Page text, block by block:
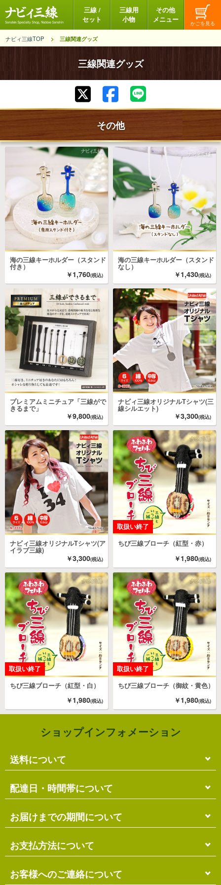
三線 /
セット
三線用
小物
その他
メニュー
ナビィ三線TOP 三線関連グッズ
三線関連グッズ
その他
海の三線キーホルダー（スタンド
付き）
1,760
海の三線キーホルダー（スタンド
なし）
1,430
プレミアムミニチュア「三線がで
きるまで」
9,800
ナビィ三線オリジナルTシャツ(三
線シルエット)
3,300
ナビィ三線オリジナルTシャツ(ア
イラブ三線)
3,300
ちび三線ブローチ（紅型・赤）
1,980
ちび三線ブローチ（紅型・白）
1,980
ちび三線ブローチ（御紋・黄色）
1,980
ショップインフォメーション
送料について
単品のみの場合
各商品に記載の送料となります。
複数商品の場合
ます。
送料には梱包料も含まれています。
※ショッピングカートの仕組み上、送料が正しく計算
されない場合があります。
配達日・時間帯について
配達日・配達時間帯のご指定は出来ません。
お届け先に投函される「ご不在連絡票」より再配達希
望日・時間帯のご指定が可能ですので、こちらをご利
用ください。
お届けまでの期間について
在庫がある場合
ご注文確認日より3営業日以内の発送となります。
離島の場合、上記以上にお時間がかかる場合がありま
お支払方法について
代金引換（＋400円）
お客様へのご連絡について